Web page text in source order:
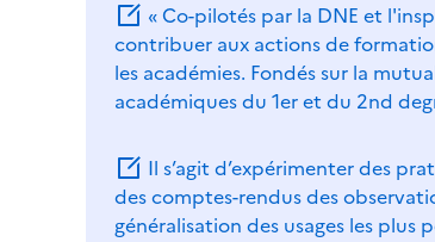
« Co-pilotés par la DNE et
contribuer aux actions de
les académies. Fondés sur la
académiques du 1er et du 2nd
Il s’agit d’expérimenter des
des comptes-rendus des
généralisation des usages les plus